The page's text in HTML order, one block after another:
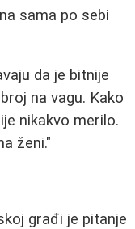
sama po sebi
da je bitnije
na vagu. Kako
nikakvo merilo.
ženi."
građi je pitanje